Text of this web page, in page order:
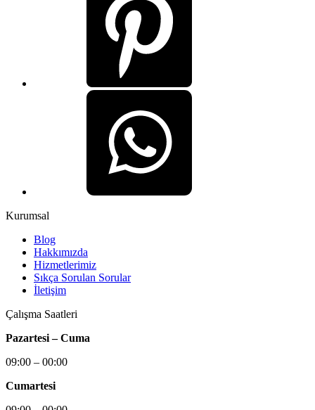
Kurumsal
Blog
Hakkımızda
Hizmetlerimiz
Sıkça Sorulan Sorular
İletişim
Çalışma Saatleri
Pazartesi – Cuma
09:00 – 00:00
Cumartesi